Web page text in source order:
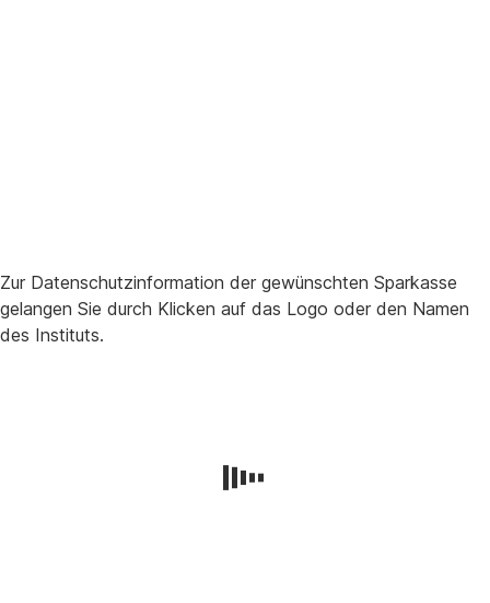
Zur Datenschutzinformation der gewünschten Sparkasse
gelangen Sie durch Klicken auf das Logo oder den Namen
des Instituts.